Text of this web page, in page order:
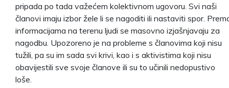
pripada po tada važećem kolektivnom ugovoru. Svi naši
članovi imaju izbor žele li se nagoditi ili nastaviti spor.
informacijama na terenu ljudi se masovno izjašnjavaju za
nagodbu. Upozoreno je na probleme s članovima koji nisu
tužili, pa su im sada svi krivi, kao i s aktivistima koji nisu
obavijestili sve svoje članove ili su to učinili nedopustivo
loše.